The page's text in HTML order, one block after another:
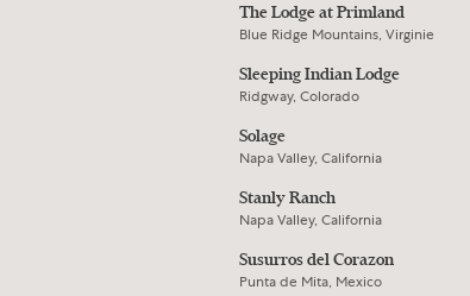
The Lodge at Primland
Blue Ridge Mountains, Virginie
Sleeping Indian Lodge
Ridgway, Colorado
Solage
Napa Valley, California
Stanly Ranch
Napa Valley, California
Susurros del Corazon
Punta de Mita, Mexico